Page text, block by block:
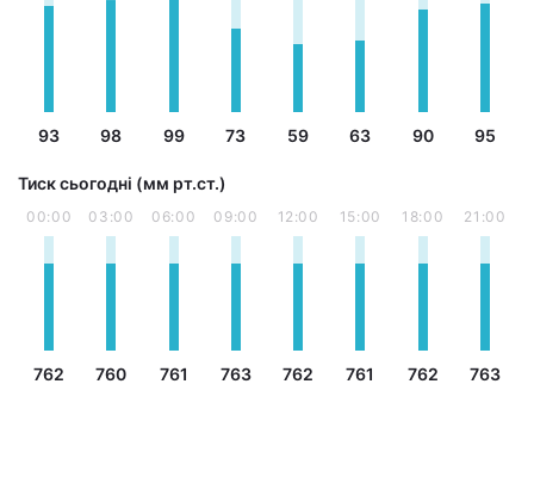
93 98 99 73 59 63 90 95
Тиск сьогодні (мм рт.ст.)
00:00
762
03:00
760
06:00
761
09:00
763
12:00
762
15:00
761
18:00
762
21:00
763